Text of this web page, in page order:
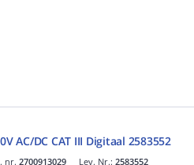
AC/DC CAT III Digitaal 2583552
nr. 2700913029 Lev. Nr.: 2583552